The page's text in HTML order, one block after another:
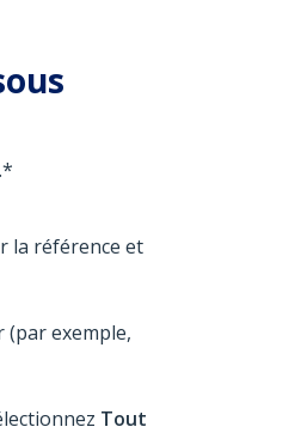
la référence et
exemple,
Tout